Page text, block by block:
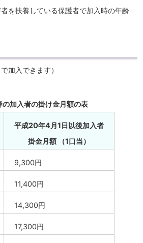
を扶養している保護者で加入時の年齢
加入できます）
加入者の掛け金月額の表
平成20年4月1日以後加入者
掛金月額 （1口当）
9,300円
11,400円
14,300円
17,300円